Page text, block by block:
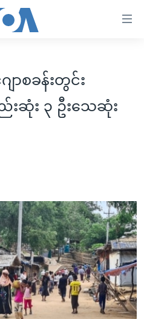
ျား
ာစခန်းတွင်း
ဆုံး ၃ ဦးသေဆုံး